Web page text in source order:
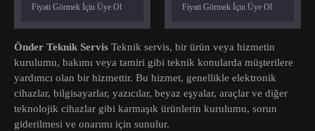
Önder Teknik Servis Teknik servis, bir ürün veya hizmetin
kurulumu, bakımı veya tamiri gibi teknik konularda müşterilere
yardımcı olan bir hizmettir. Bu hizmet, genellikle elektronik
cihazlar, bilgisayarlar, yazıcılar, beyaz eşyalar, araçlar ve diğer
teknolojik cihazlar gibi karmaşık ürünlerin kurulumu, sorun
giderilmesi ve onarımı için sunulur.
Fiyati Görmek İçin Üye Ol Fiyati Görmek İçin Üye Ol